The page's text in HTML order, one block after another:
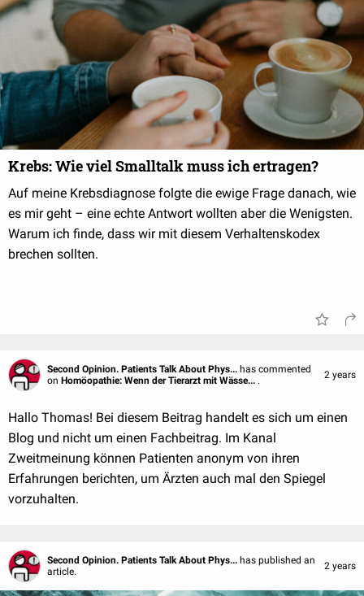
Krebs: Wie viel Smalltalk muss ich ertragen?
Auf meine Krebsdiagnose folgte die ewige Frage danach, wie
es mir geht – eine echte Antwort wollten aber die Wenigsten.
Warum ich finde, dass wir mit diesem Verhaltenskodex
brechen sollten.
Second Opinion. Patients Talk About Phys... has commented
on Homöopathie: Wenn der Tierarzt mit Wässe... . 2 years
Hallo Thomas! Bei diesem Beitrag handelt es sich um einen
Blog und nicht um einen Fachbeitrag. Im Kanal
Zweitmeinung können Patienten anonym von ihren
Erfahrungen berichten, um Ärzten auch mal den Spiegel
vorzuhalten.
Second Opinion. Patients Talk About Phys... has published an
article.
2 years